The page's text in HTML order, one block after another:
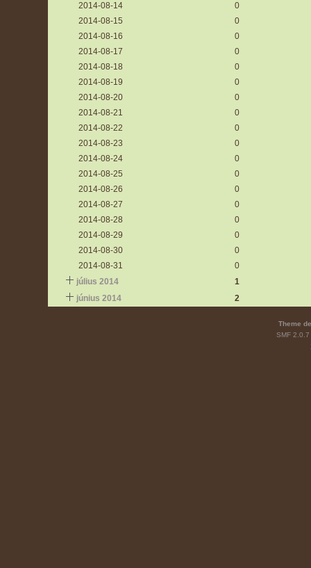
2014-08-14
0
2014-08-15
0
2014-08-16
0
2014-08-17
0
2014-08-18
0
2014-08-19
0
2014-08-20
0
2014-08-21
0
2014-08-22
0
2014-08-23
0
2014-08-24
0
2014-08-25
0
2014-08-26
0
2014-08-27
0
2014-08-28
0
2014-08-29
0
2014-08-30
0
2014-08-31
0
július 2014
1
június 2014
2
Theme
SMF 2.0.7